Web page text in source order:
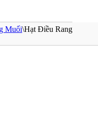
Muối\Hạt Điều Rang